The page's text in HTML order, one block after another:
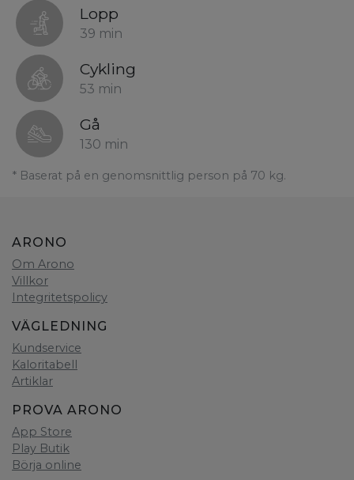
Lopp
39 min
Cykling
53 min
Gå
130 min
* Baserat på en genomsnittlig person på 70 kg.
ARONO
Om Arono
Villkor
Integritetspolicy
VÄGLEDNING
Kundservice
Kaloritabell
Artiklar
PROVA ARONO
App Store
Play Butik
Börja online